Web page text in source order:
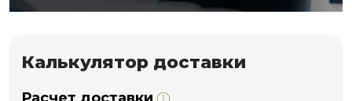
Калькулятор доставки
Расчет доставки